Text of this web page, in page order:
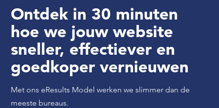
Ontdek in 30 minuten
hoe we jouw website
sneller, effectiever en
goedkoper vernieuwen
Met ons eResults Model werken we slimmer dan de
meeste bureaus.